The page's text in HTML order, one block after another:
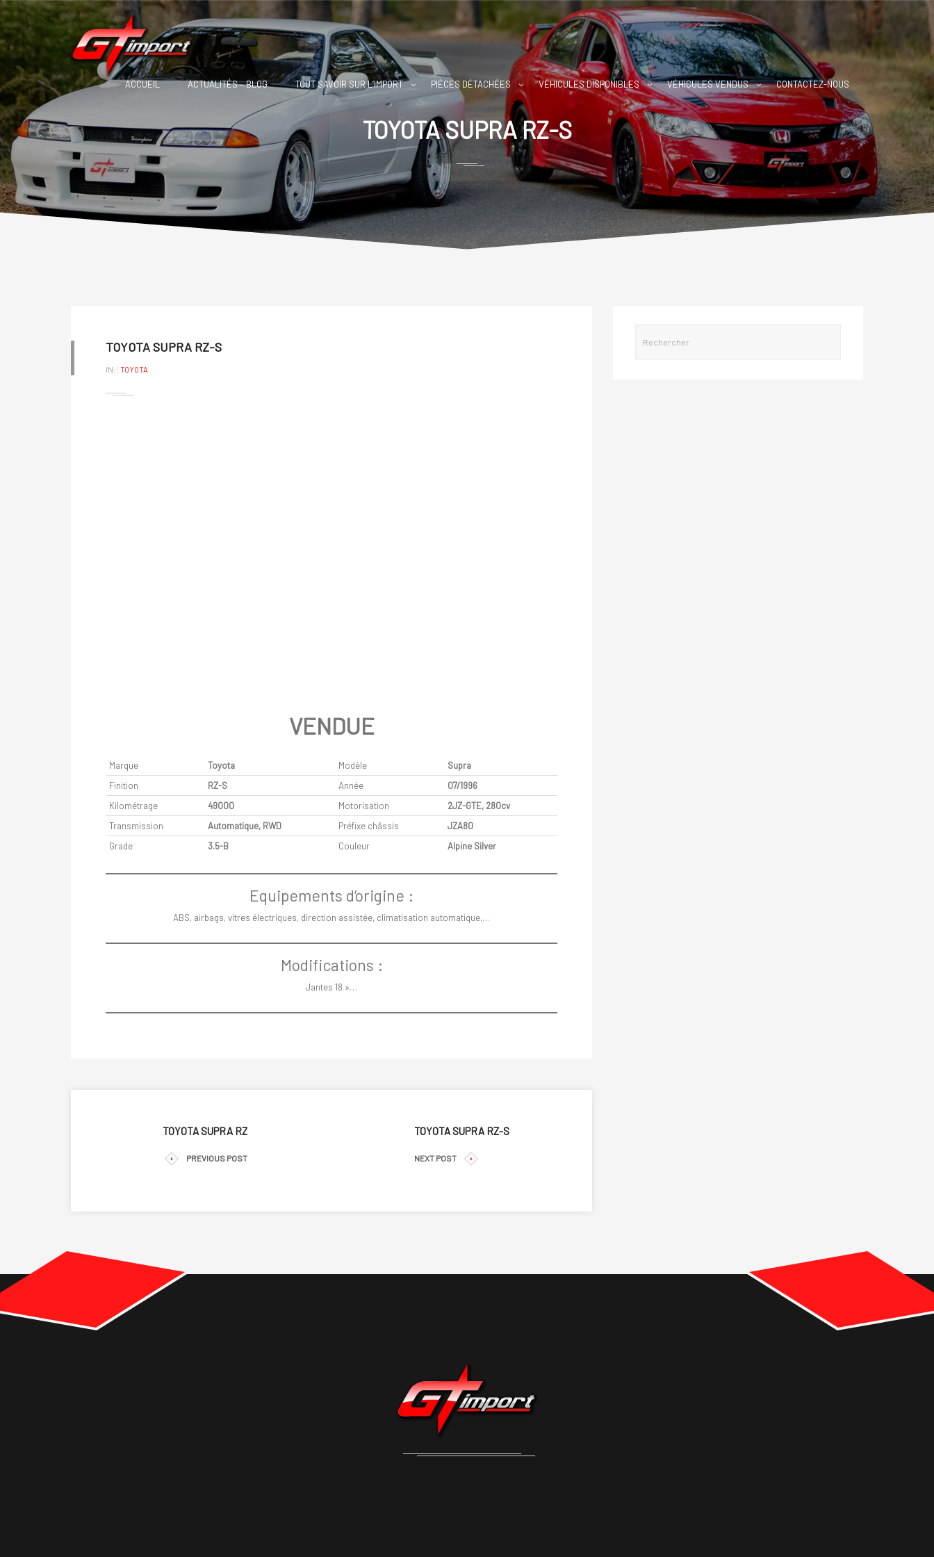
ACCUEIL ACTUALITÉS – BLOG TOUT SAVOIR SUR L’IMPORT PIÈCES DÉTACHÉES VÉHICULES DISPONIBLES VÉHICULES VENDUS CONTACTEZ-NOUS
TOYOTA SUPRA RZ-S
TOYOTA SUPRA RZ-S
IN:: TOYOTA
VENDUE
Marque Toyota Modèle
Supra
Finition
RZ-S Année
07/1996
Kilométrage
49000 Motorisation
2JZ-GTE, 280cv
Transmission
Automatique, RWD Préfixe châssis
JZA80
Grade
3.5-B Couleur Alpine Silver
Equipements d’origine :
ABS, airbags, vitres électriques, direction assistée, climatisation automatique,…
Modifications :
Jantes 18 »…
TOYOTA SUPRA RZ
PREVIOUS POST
TOYOTA SUPRA RZ-S
NEXT POST